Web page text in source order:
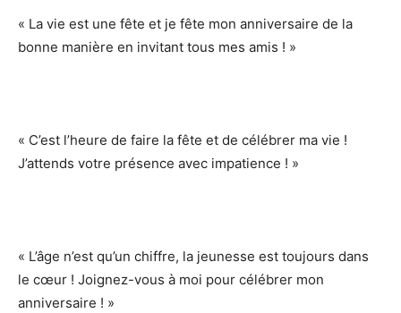
« La vie est une fête et je fête mon anniversaire de la
bonne manière en invitant tous mes amis ! »
« C’est l’heure de faire la fête et de célébrer ma vie !
J’attends votre présence avec impatience ! »
« L’âge n’est qu’un chiffre, la jeunesse est toujours dans
le cœur ! Joignez-vous à moi pour célébrer mon
anniversaire ! »